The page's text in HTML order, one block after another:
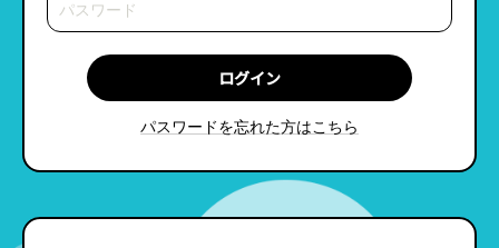
パスワードを忘れた方はこちら